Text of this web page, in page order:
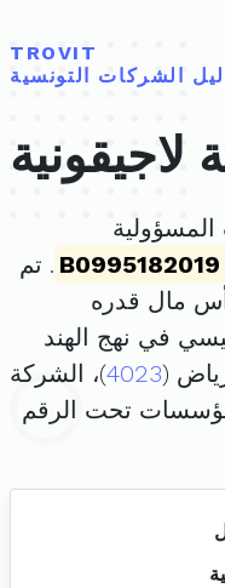
TROVIT
الشركات التونسية
لاجيقونية
B0995182019 . تم
في نهج الهند
(
4023)، الشركة
تحت الرقم